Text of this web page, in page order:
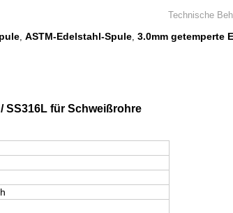
Technische
, ASTM-Edelstahl-Spule, 3.0mm getemperte
SS316L für Schweißrohre